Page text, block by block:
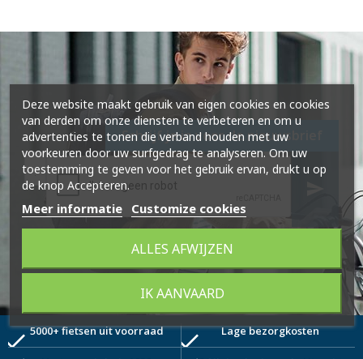
Schrijf je in voor de nieuwsbrief
check5000+ fietsen uit voorraad check Lage bezorgkosten
Deze website maakt gebruik van eigen cookies en cookies
van derden om onze diensten te verbeteren en om u
advertenties te tonen die verband houden met uw
voorkeuren door uw surfgedrag te analyseren. Om uw
toestemming te geven voor het gebruik ervan, drukt u op
de knop Accepteren.
Meer informatie Customize cookies
ALLES AFWIJZEN
IK AANVAARD